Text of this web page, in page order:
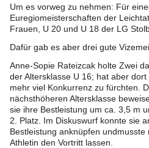
Um es vorweg zu nehmen: Für
Euregiomeisterschaften der
Frauen, U 20 und U 18 der LG
Dafür gab es aber drei gute
Anne-Sopie Rateizcak holte Zwei
der Altersklasse U 16; hat aber
mehr viel Konkurrenz zu fürchten.
nächsthöheren Altersklasse
sie ihre Bestleistung um ca. 3,5 m
2. Platz. Im Diskuswurf konnte sie
Bestleistung anknüpfen
Athletin den Vortritt lassen.